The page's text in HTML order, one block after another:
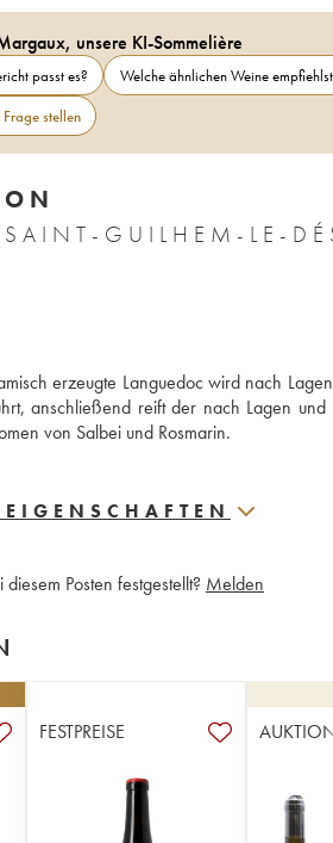
unsere KI-Sommelière
passt es? Welche ähnlichen Weine
stellen
GUILHEM-LE-
erzeugte Languedoc wird nach
anschließend reift der nach Lagen
von Salbei und Rosmarin.
Posten festgestellt? Melden
FESTPREISE